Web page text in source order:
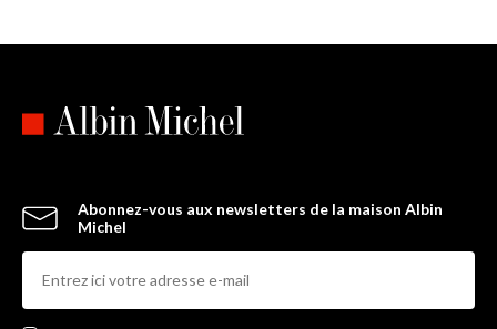
Abonnez-vous aux newsletters de la maison Albin
Michel